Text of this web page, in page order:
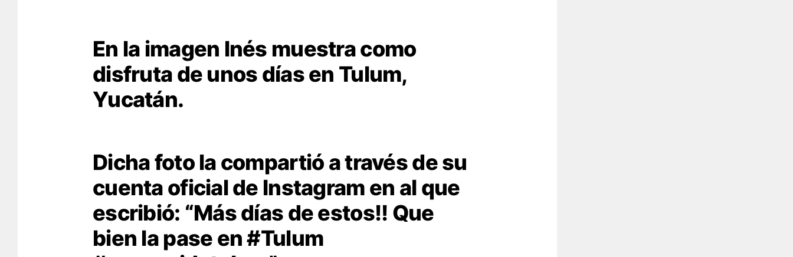
En la imagen Inés muestra como
disfruta de unos días en Tulum,
Yucatán.
Dicha foto la compartió a través de su
cuenta oficial de Instagram en al que
escribió: “Más días de estos!! Que
bien la pase en#Tulum